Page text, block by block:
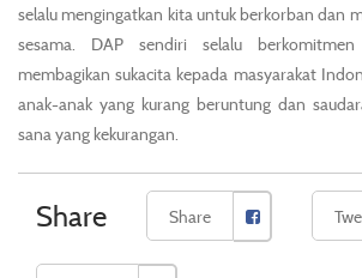
selalu mengingatkan kita untuk berkorban dan
sesama. DAP sendiri selalu
membagikan sukacita kepada masyarakat
anak-anak yang kurang beruntung dan
sana yang kekurangan.
Share Share